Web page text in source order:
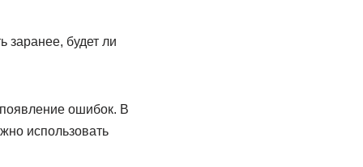
заранее, бу­дет ли
ошибок. В
использовать